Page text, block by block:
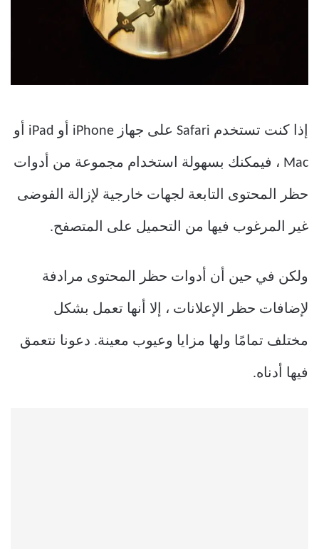
إذا كنت تستخدم Safari على جهاز iPhone أو iPad أو
Mac ، فيمكنك بسهولة استخدام مجموعة من أدوات
حظر المحتوى التابعة لجهات خارجية لإزالة الفوضى
غير المرغوب فيها من التحميل على المتصفح.
ولكن في حين أن أدوات حظر المحتوى مرادفة
لإضافات حظر الإعلانات ، إلا أنها تعمل بشكل
مختلف تمامًا ولها مزايا وعيوب معينة. دعونا نتعمق
فيها أدناه.